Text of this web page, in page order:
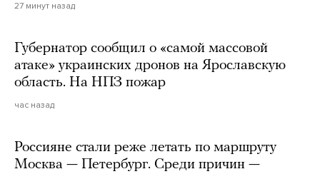
27 минут назад
Губернатор сообщил о «самой массовой
атаке» украинских дронов на Ярославскую
область. На НПЗ пожар
час назад
Россияне стали реже летать по маршруту
Москва — Петербург. Среди причин —